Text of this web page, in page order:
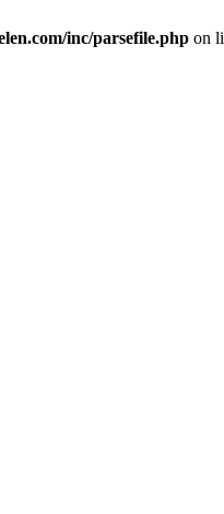
inc/parsefile.php on